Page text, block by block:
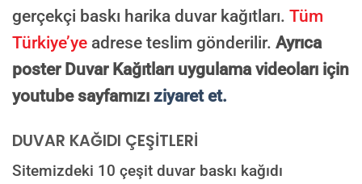
AI TASARIMIYLA SIPARIŞ VER
ONAYINIZDAN SONRA BASKIYA GEÇILECEK
gerçekçi baskı harika duvar kağıtları. Tüm
Türkiye’ye adrese teslim gönderilir. Ayrıca
poster Duvar Kağıtları uygulama videoları için
youtube sayfamızı ziyaret et.
DUVAR KAĞIDI ÇEŞİTLERİ
Sitemizdeki 10 çeşit duvar baskı kağıdı